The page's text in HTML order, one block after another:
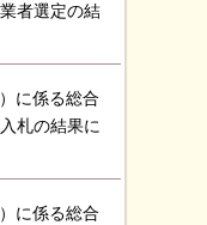
者選定の結
に係る総合
札の結果に
に係る総合